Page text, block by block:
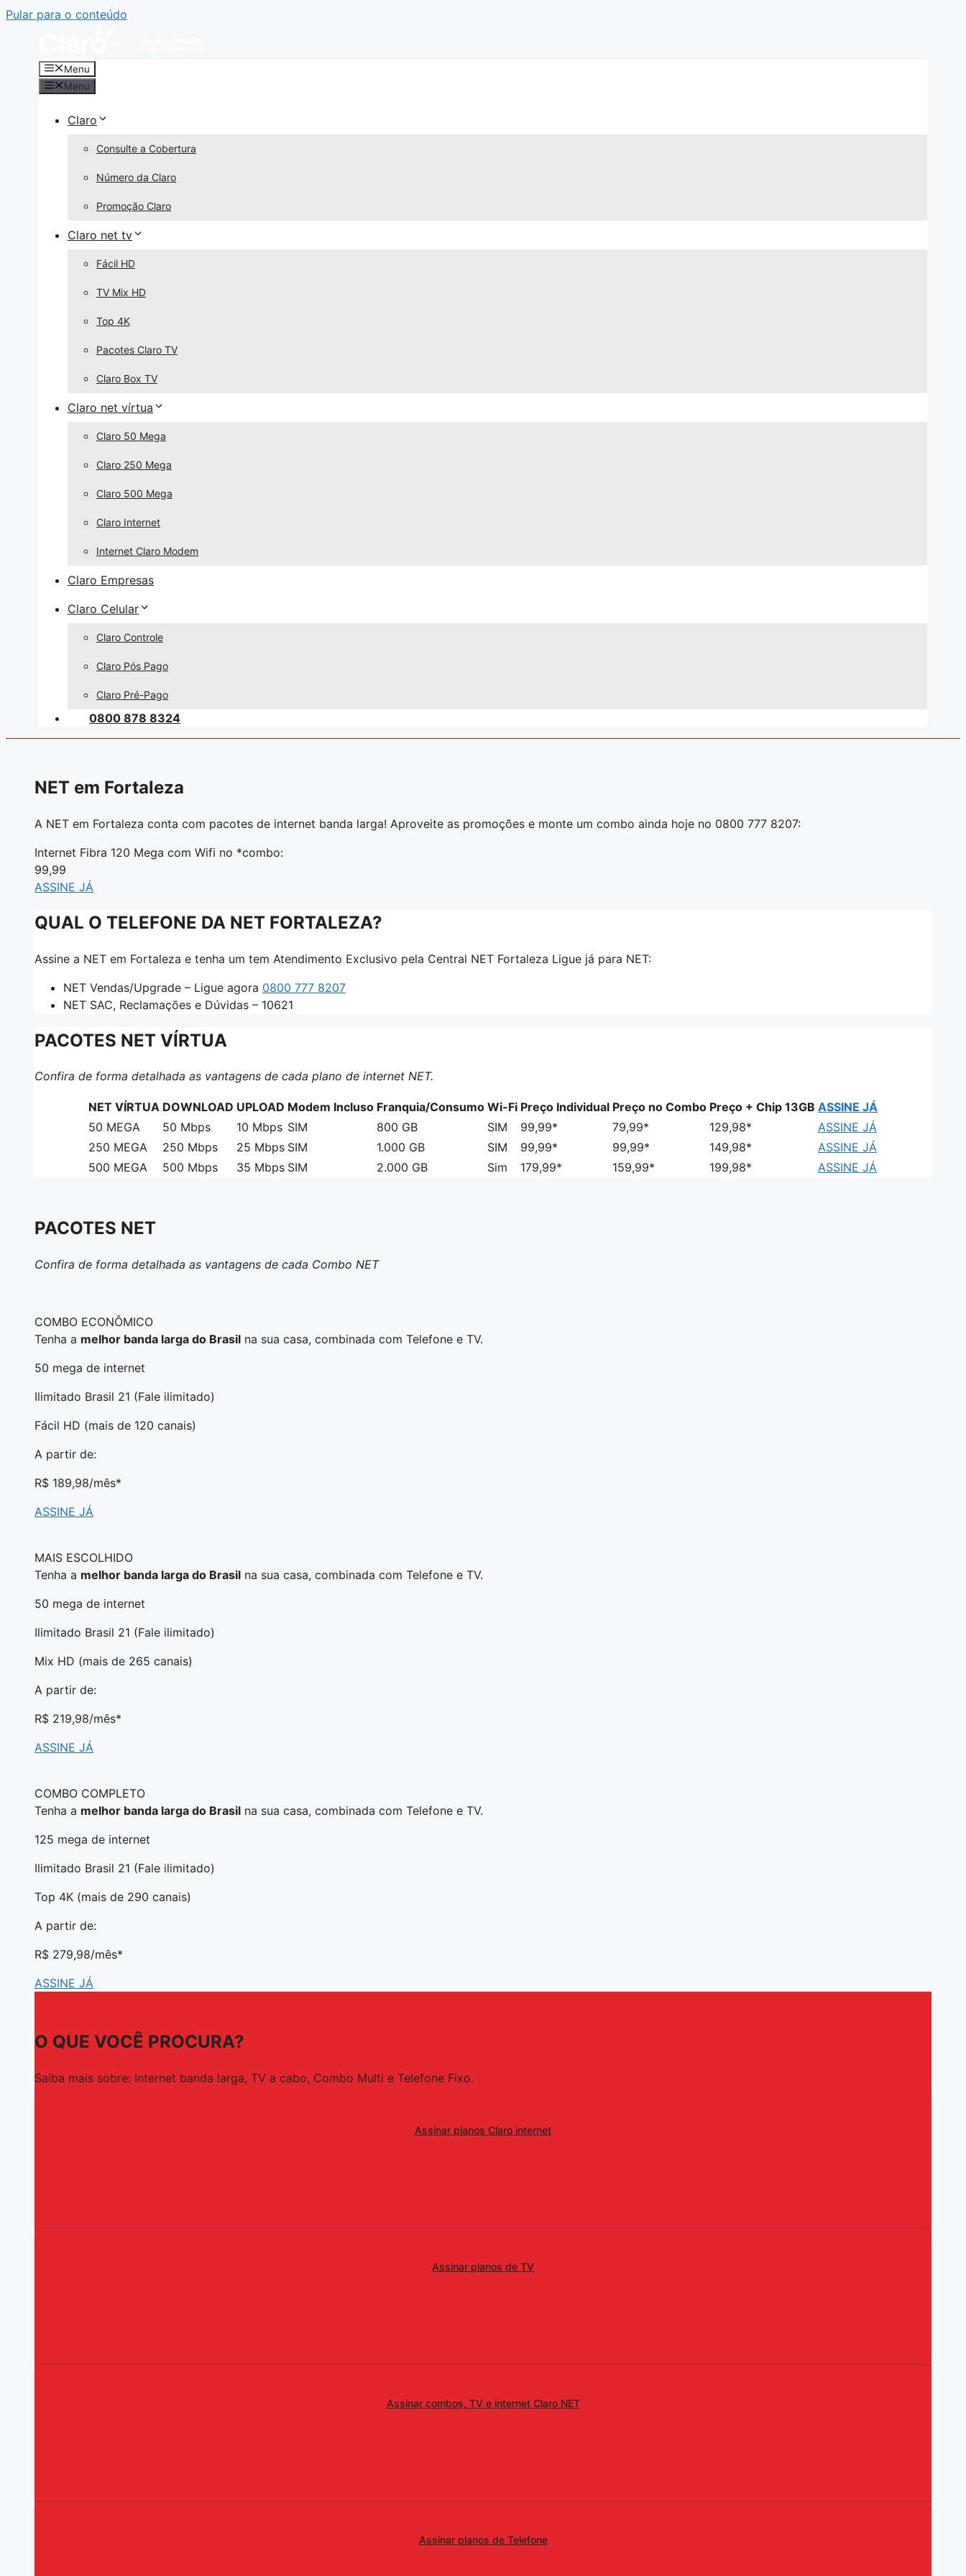
Pular para o conteúdo
Menu
Menu
Claro
Consulte a Cobertura
Número da Claro
Promoção Claro
Claro net tv
Fácil HD
TV Mix HD
Top 4K
Pacotes Claro TV
Claro Box TV
Claro net vírtua
Claro 50 Mega
Claro 250 Mega
Claro 500 Mega
Claro Internet
Internet Claro Modem
Claro Empresas
Claro Celular
Claro Controle
Claro Pós Pago
Claro Pré-Pago
0800 878 8324
NET em Fortaleza
A NET em Fortaleza conta com pacotes de internet banda larga! Aproveite as promoções e monte um combo ainda hoje no 0800 777 8207:
Internet Fibra 120 Mega com Wifi no *combo:
99,99
ASSINE JÁ
QUAL O TELEFONE DA NET FORTALEZA?
Assine a NET em Fortaleza e tenha um tem Atendimento Exclusivo pela Central NET Fortaleza Ligue já para NET:
NET Vendas/Upgrade – Ligue agora 0800 777 8207
NET SAC, Reclamações e Dúvidas – 10621
PACOTES NET VÍRTUA
Confira de forma detalhada as vantagens de cada plano de internet NET.
NET VÍRTUA DOWNLOAD UPLOAD Modem Incluso Franquia/Consumo Wi-Fi Preço Individual Preço no Combo Preço + Chip 13GB ASSINE JÁ
50 MEGA 50 Mbps 10 Mbps SIM 800 GB SIM 99,99* 79,99* 129,98*
ASSINE JÁ
250 MEGA 250 Mbps 25 Mbps SIM 1.000 GB SIM 99,99* 99,99* 149,98*
ASSINE JÁ
500 MEGA 500 Mbps 35 Mbps SIM 2.000 GB Sim 179,99* 159,99* 199,98* ASSINE JÁ
PACOTES NET
Confira de forma detalhada as vantagens de cada Combo NET
COMBO ECONÔMICO
Tenha a melhor banda larga do Brasil na sua casa, combinada com Telefone e TV.
50 mega de internet
Ilimitado Brasil 21 (Fale ilimitado)
Fácil HD (mais de 120 canais)
A partir de:
R$ 189,98/mês*
ASSINE JÁ
MAIS ESCOLHIDO
Tenha a melhor banda larga do Brasil na sua casa, combinada com Telefone e TV.
50 mega de internet
Ilimitado Brasil 21 (Fale ilimitado)
Mix HD (mais de 265 canais)
A partir de:
R$ 219,98/mês*
ASSINE JÁ
COMBO COMPLETO
Tenha a melhor banda larga do Brasil na sua casa, combinada com Telefone e TV.
125 mega de internet
Ilimitado Brasil 21 (Fale ilimitado)
Top 4K (mais de 290 canais)
A partir de:
R$ 279,98/mês*
ASSINE JÁ
O QUE VOCÊ PROCURA?
Saiba mais sobre: Internet banda larga, TV a cabo, Combo Multi e Telefone Fixo.
Assinar planos Claro internet
Assinar planos de TV
Assinar combos, TV e internet Claro NET
Assinar planos de Telefone